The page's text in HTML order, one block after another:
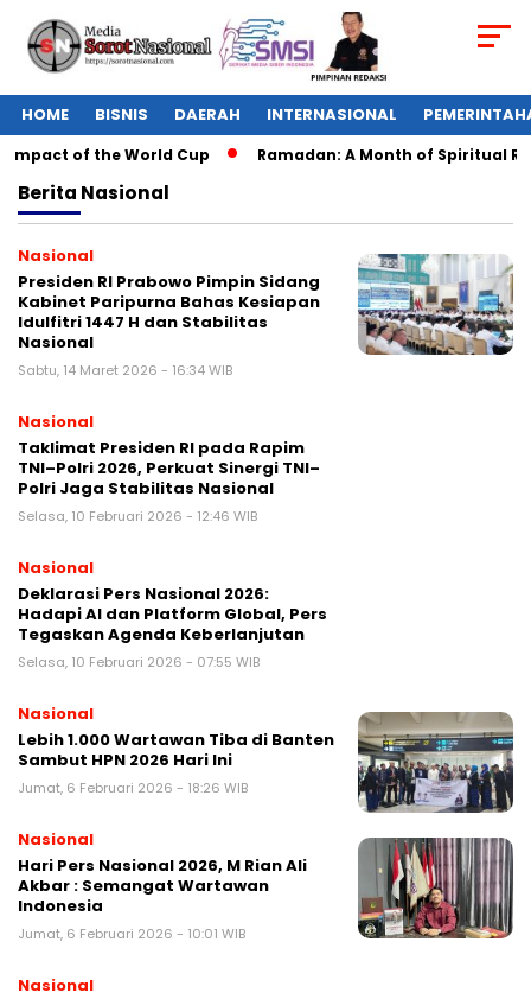
HOME BISNIS DAERAH INTERNASIONAL
of the World Cup Ramadan: A Month of Spiritual
Berita Nasional
Nasional
Presiden RI Prabowo Pimpin Sidang
Kabinet Paripurna Bahas Kesiapan
Idulfitri 1447 H dan Stabilitas
Nasional
Sabtu, 14 Maret 2026 - 16:34 WIB
Nasional
Taklimat Presiden RI pada Rapim
TNI–Polri 2026, Perkuat Sinergi TNI–
Polri Jaga Stabilitas Nasional
Selasa, 10 Februari 2026 - 12:46 WIB
Nasional
Deklarasi Pers Nasional 2026:
Hadapi AI dan Platform Global, Pers
Tegaskan Agenda Keberlanjutan
Selasa, 10 Februari 2026 - 07:55 WIB
Nasional
Lebih 1.000 Wartawan Tiba di Banten
Sambut HPN 2026 Hari Ini
Jumat, 6 Februari 2026 - 18:26 WIB
Nasional
Hari Pers Nasional 2026, M Rian Ali
Akbar : Semangat Wartawan
Indonesia
Jumat, 6 Februari 2026 - 10:01 WIB
Nasional